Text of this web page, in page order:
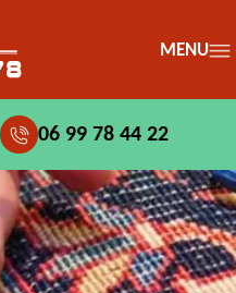
MENU
06 99 78 44 22